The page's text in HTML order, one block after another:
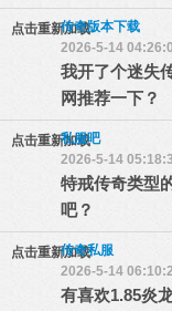
点击重新加载传奇版本下载
2026-5-14
我开了个迷失
网推荐一下？
点击重新加载
私服吧
2026-5-14
特戒传奇类型
吧？
点击重新加载
传奇私服
2026-5-14
有喜欢1.85炎